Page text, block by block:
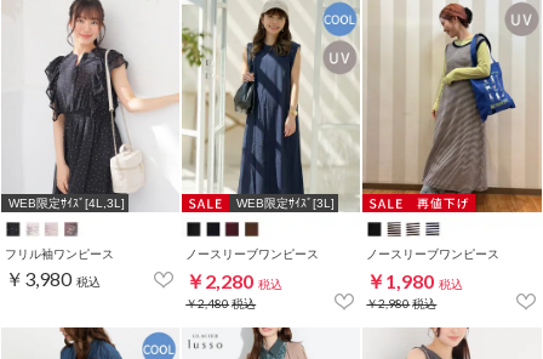
WEB限定ｻｲｽﾞ[4L,3L]
フリル袖ワンピース
￥3,980 税込
WEB限定ｻｲｽﾞ[3L]
ノースリーブワンピース
￥2,280 税込
￥2,480税込
ノースリーブワンピース
￥1,980 税込
￥2,980税込